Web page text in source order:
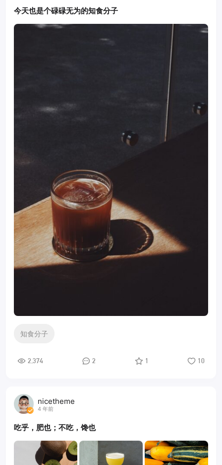
今天也是个碌碌无为的知食分子
知食分子
2,374 2 1 10
nicetheme
4 年前
吃乎，肥也；不吃，馋也